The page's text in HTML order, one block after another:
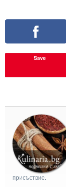
Save
присъствие.